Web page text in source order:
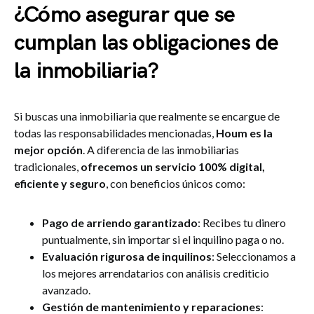
¿Cómo asegurar que se
cumplan las obligaciones de
la inmobiliaria?
Si buscas una inmobiliaria que realmente se encargue de
todas las responsabilidades mencionadas, Houm es la
mejor opción. A diferencia de las inmobiliarias
tradicionales, ofrecemos un servicio 100% digital,
eficiente y seguro, con beneficios únicos como:
Pago de arriendo garantizado: Recibes tu dinero
puntualmente, sin importar si el inquilino paga o no.
Evaluación rigurosa de inquilinos: Seleccionamos a
los mejores arrendatarios con análisis crediticio
avanzado.
Gestión de mantenimiento y reparaciones: